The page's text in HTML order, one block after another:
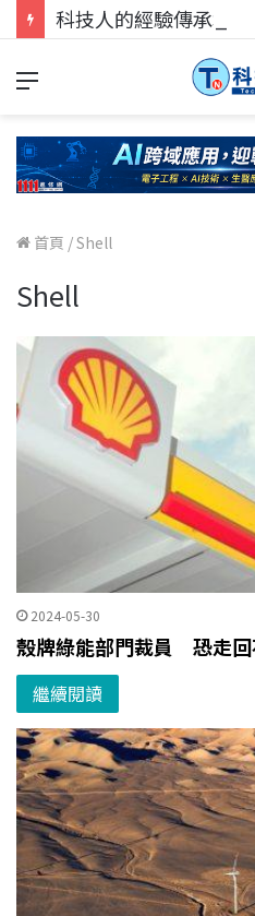
首頁 /Shell
Shell
2024-05-30
殼牌綠能部門裁員 恐走回
繼續閱讀